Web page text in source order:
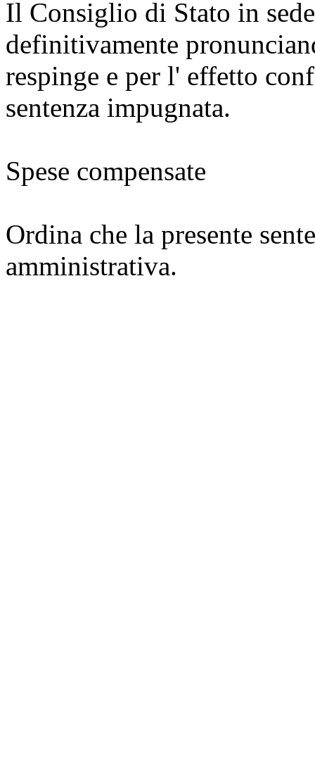
Il Consiglio di Stato in
definitivamente
respinge e per l' effetto
sentenza impugnata.
Spese compensate
Ordina che la presente
amministrativa.